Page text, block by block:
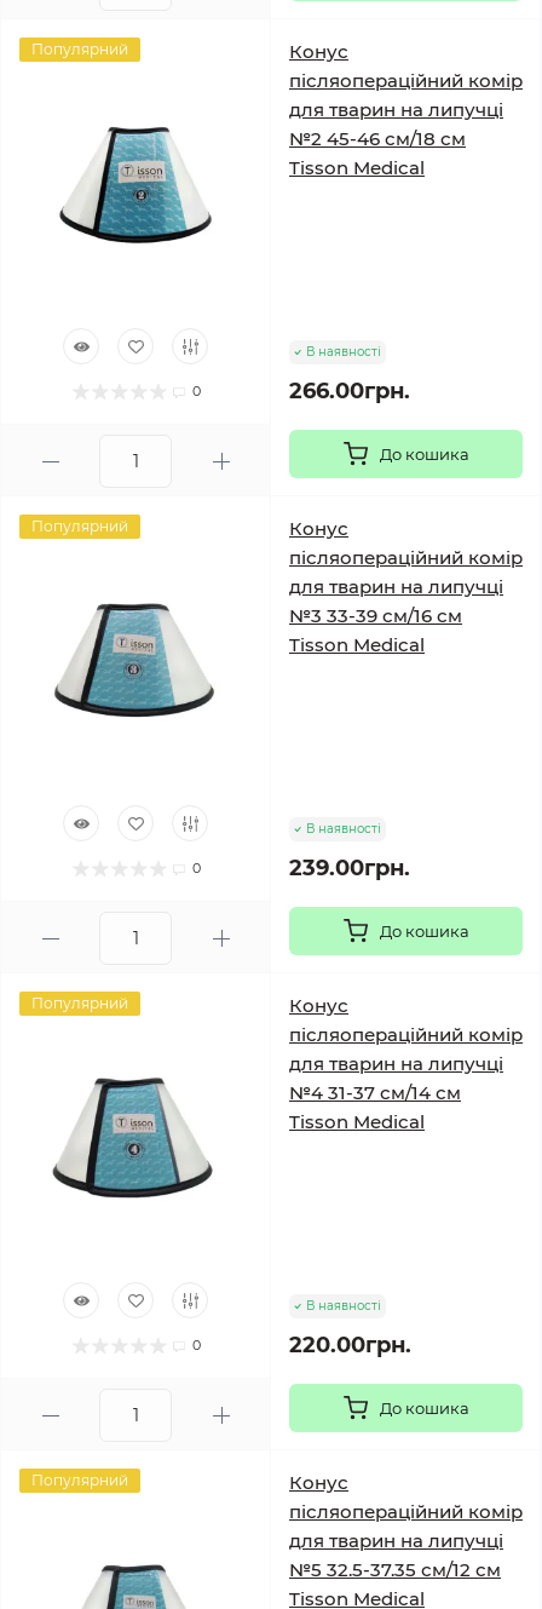
Популярний
0
Конус
післяопераційний комір
для тварин на липучці
№2 45-46 см/18 см
Tisson Medical
В наявності
266.00грн.
До кошика
Популярний
0
Конус
післяопераційний комір
для тварин на липучці
№3 33-39 см/16 см
Tisson Medical
В наявності
239.00грн.
До кошика
Популярний
0
Конус
післяопераційний комір
для тварин на липучці
№4 31-37 см/14 см
Tisson Medical
В наявності
220.00грн.
До кошика
Популярний
Конус
післяопераційний комір
для тварин на липучці
№5 32.5-37.35 см/12 см
Tisson Medical